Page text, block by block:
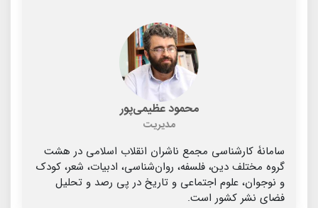
محمود عظیمی‌پور
مدیریت
سامانۀ کارشناسی مجمع ناشران انقلاب اسلامی در هشت
گروه مختلف دین، فلسفه، روان‌شناسی، ادبیات، شعر، کودک
و نوجوان، علوم اجتماعی و تاریخ در پی رصد و تحلیل
فضای نشر کشور است.